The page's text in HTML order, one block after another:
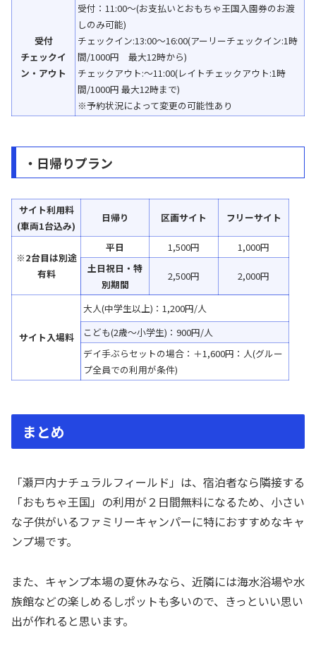
受付
チェックイ
ン・アウト
受付： 11:00〜(お支払いとおもちゃ王国入園券のお渡
しのみ可能)
チェックイン:13:00～16:00(アーリーチェックイン:1時
間/1000円 最大12時から)
チェックアウト:〜11:00(レイトチェックアウト:1時
間/1000円 最大12時まで)
※予約状況によって変更の可能性あり
・日帰りプラン
サイト利用料
(車両1台込み)
日帰り 区画サイト フリーサイト
※2台目は別途
有料
平日 1,500円
1,000円
土日祝日・特
別期間
2,500円 2,000円
サイト入場料
大人(中学生以上)：1,200円/人
こども(2歳〜小学生)：900円/人
デイ手ぶらセットの場合：＋1,600円：人(グルー
プ全員での利用が条件)
まとめ
「瀬戸内ナチュラルフィールド」は、宿泊者なら隣接する
「おもちゃ王国」の利用が２日間無料になるため、小さい
な子供がいるファミリーキャンパーに特におすすめなキャ
ンプ場です。
また、キャンプ本場の夏休みなら、近隣には海水浴場や水
族館などの楽しめるしポットも多いので、きっといい思い
出が作れると思います。